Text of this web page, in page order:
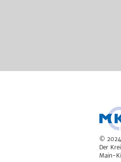
© 2024
Der
Main-